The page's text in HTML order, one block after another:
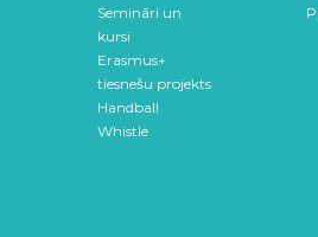
Semināri un
kursi
Erasmus+
tiesnešu projekts
Handball
Whistle